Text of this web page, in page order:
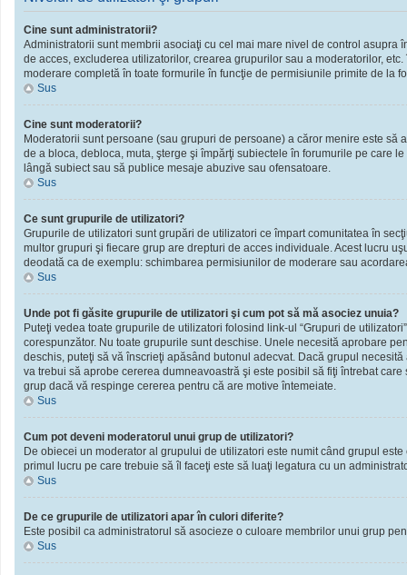
Cine sunt administratorii?
Administratorii sunt membrii asociaţi cu cel mai mare nivel de control
de acces, excluderea utilizatorilor, crearea grupurilor sau a moderatorilor,
moderare completă în toate formurile în funcţie de permisiunile primite de la
Sus
Cine sunt moderatorii?
Moderatorii sunt persoane (sau grupuri de persoane) a căror menire este
de a bloca, debloca, muta, şterge şi împărţi subiectele în forumurile pe care
lângă subiect sau să publice mesaje abuzive sau ofensatoare.
Sus
Ce sunt grupurile de utilizatori?
Grupurile de utilizatori sunt grupări de utilizatori ce împart comunitatea în
multor grupuri şi fiecare grup are drepturi de acces individuale. Acest lucru
deodată ca de exemplu: schimbarea permisiunilor de moderare sau
Sus
Unde pot fi găsite grupurile de utilizatori şi cum pot să mă asociez unuia?
Puteţi vedea toate grupurile de utilizatori folosind link-ul “Grupuri de
corespunzător. Nu toate grupurile sunt deschise. Unele necesită aprobare
deschis, puteţi să vă înscrieţi apăsând butonul adecvat. Dacă grupul
va trebui să aprobe cererea dumneavoastră şi este posibil să fiţi întrebat
grup dacă vă respinge cererea pentru că are motive întemeiate.
Sus
Cum pot deveni moderatorul unui grup de utilizatori?
De obiecei un moderator al grupului de utilizatori este numit când grupul
primul lucru pe care trebuie să îl faceţi este să luaţi legatura cu un
Sus
De ce grupurile de utilizatori apar în culori diferite?
Este posibil ca administratorul să asocieze o culoare membrilor unui grup
Sus